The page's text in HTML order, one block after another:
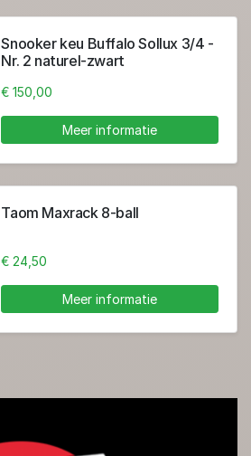
Snooker keu Buffalo Sollux 3/4 -
Nr. 2 naturel-zwart
€ 150,00
Meer informatie
Taom Maxrack 8-ball
€ 24,50
Meer informatie